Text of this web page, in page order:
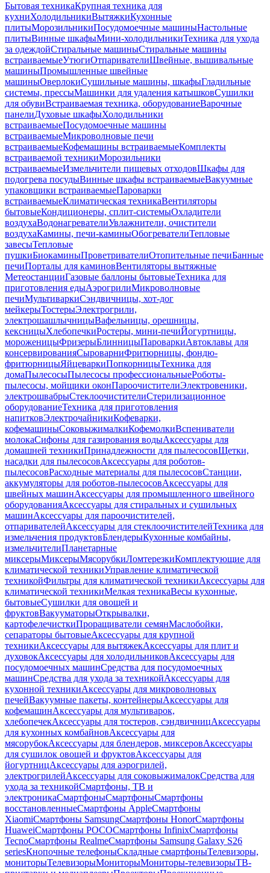
Бытовая техникаКрупная техника для
кухниХолодильникиВытяжкиКухонные
плитыМорозильникиПосудомоечные машиныНастольные
плитыВинные шкафыМини-холодильникиТехника для ухода
за одеждойСтиральные машиныСтиральные машины
встраиваемыеУтюгиОтпаривателиШвейные, вышивальные
машиныПромышленные швейные
машиныОверлокиСушильные машины, шкафыГладильные
системы, прессыМашинки для удаления катышковСушилки
для обувиВстраиваемая техника, оборудованиеВарочные
панелиДуховые шкафыХолодильники
встраиваемыеПосудомоечные машины
встраиваемыеМикроволновые печи
встраиваемыеКофемашины встраиваемыеКомплекты
встраиваемой техникиМорозильники
встраиваемыеИзмельчители пищевых отходовШкафы для
подогрева посудыВинные шкафы встраиваемыеВакуумные
упаковщики встраиваемыеПароварки
встраиваемыеКлиматическая техникаВентиляторы
бытовыеКондиционеры, сплит-системыОхладители
воздухаВодонагревателиУвлажнители, очистители
воздухаКамины, печи-каминыОбогревателиТепловые
завесыТепловые
пушкиБиокаминыПроветривателиОтопительные печиБанные
печиПорталы для каминовВентиляторы вытяжные
МетеостанцииГазовые баллоны бытовыеТехника для
приготовления едыАэрогрилиМикроволновые
печиМультиваркиСэндвичницы, хот-дог
мейкерыТостерыЭлектрогрили,
электрошашлычницыВафельницы, орешницы,
кексницыХлебопечкиРостеры, мини-печиЙогуртницы,
мороженицыФризерыБлинницыПароваркиАвтоклавы для
консервированияСыроварниФритюрницы, фондю-
фритюрницыЯйцеваркиПопкорницыТехника для
домаПылесосыПылесосы профессиональныеРоботы-
пылесосы, мойщики оконПароочистителиЭлектровеники,
электрошвабрыСтеклоочистителиСтерилизационное
оборудованиеТехника для приготовления
напитковЭлектрочайникиКофеварки,
кофемашиныСоковыжималкиКофемолкиВспениватели
молокаСифоны для газирования водыАксессуары для
домашней техникиПринадлежности для пылесосовЩетки,
насадки для пылесосовАксессуары для роботов-
пылесосовРасходные материалы для пылесосовСтанции,
аккумуляторы для роботов-пылесосовАксессуары для
швейных машинАксессуары для промышленного швейного
оборудованияАксессуары для стиральных и сушильных
машинАксессуары для пароочистителей,
отпаривателейАксессуары для стеклоочистителейТехника для
измельчения продуктовБлендерыКухонные комбайны,
измельчителиПланетарные
миксерыМиксерыМясорубкиЛомтерезкиКомплектующие для
климатической техникиУправление климатической
техникойФильтры для климатической техникиАксессуары для
климатической техникиМелкая техникаВесы кухонные,
бытовыеСушилки для овощей и
фруктовВакууматорыОткрывалки,
картофелечисткиПроращиватели семянМаслобойки,
сепараторы бытовыеАксессуары для крупной
техникиАксессуары для вытяжекАксессуары для плит и
духовокАксессуары для холодильниковАксессуары для
посудомоечных машинСредства для посудомоечных
машинСредства для ухода за техникойАксессуары для
кухонной техникиАксессуары для микроволновых
печейВакуумные пакеты, контейнерыАксессуары для
кофемашинАксессуары для мультиварок,
хлебопечекАксессуары для тостеров, сэндвичницАксессуары
для кухонных комбайновАксессуары для
мясорубокАксессуары для блендеров, миксеровАксессуары
для сушилок овощей и фруктовАксессуары для
йогуртницАксессуары для аэрогрилей,
электрогрилейАксессуары для соковыжималокСредства для
ухода за техникойСмартфоны, ТВ и
электроникаСмартфоныСмартфоныСмартфоны
восстановленныеСмартфоны AppleСмартфоны
XiaomiСмартфоны SamsungСмартфоны HonorСмартфоны
HuaweiСмартфоны POCOСмартфоны InfinixСмартфоны
TecnoСмартфоны RealmeСмартфоны Samsung Galaxy S26
seriesКнопочные телефоныСкладные смартфоныТелевизоры,
мониторыТелевизорыМониторыМониторы-телевизорыТВ-